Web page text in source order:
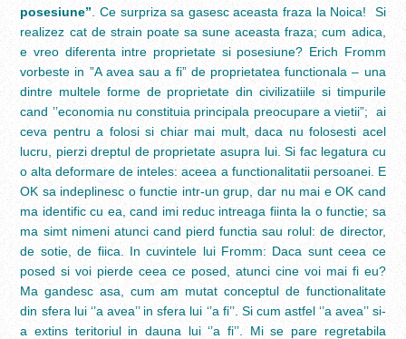
posesiune” . Ce surpriza sa gasesc aceasta fraza la Noica! Si
realizez cat de strain poate sa sune aceasta fraza; cum adica,
e vreo diferenta intre proprietate si posesiune? Erich Fromm
vorbeste in ”A avea sau a fi” de proprietatea functionala – una
dintre multele forme de proprietate din civilizatiile si timpurile
cand ’’economia nu constituia principala preocupare a vietii”; ai
ceva pentru a folosi si chiar mai mult, daca nu folosesti acel
lucru, pierzi dreptul de proprietate asupra lui. Si fac legatura cu
o alta deformare de inteles: aceea a functionalitatii persoanei. E
OK sa indeplinesc o functie intr-un grup, dar nu mai e OK cand
ma identific cu ea, cand imi reduc intreaga fiinta la o functie; sa
ma simt nimeni atunci cand pierd functia sau rolul: de director,
de sotie, de fiica. In cuvintele lui Fromm: Daca sunt ceea ce
posed si voi pierde ceea ce posed, atunci cine voi mai fi eu?
Ma gandesc asa, cum am mutat conceptul de functionalitate
din sfera lui ‘’a avea’’ in sfera lui ‘’a fi’’. Si cum astfel ‘’a avea’’ si-
a extins teritoriul in dauna lui ‘’a fi’’. Mi se pare regretabila